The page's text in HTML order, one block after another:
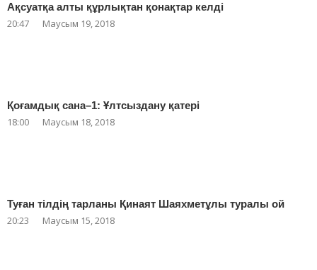
Ақсуатқа алты құрлықтан қонақтар келді
20:47 Маусым 19, 2018
Қоғамдық сана–1: Ұлтсыздану қатері
18:00 Маусым 18, 2018
Туған тілдің тарланы Қинаят Шаяхметұлы туралы ой
20:23 Маусым 15, 2018